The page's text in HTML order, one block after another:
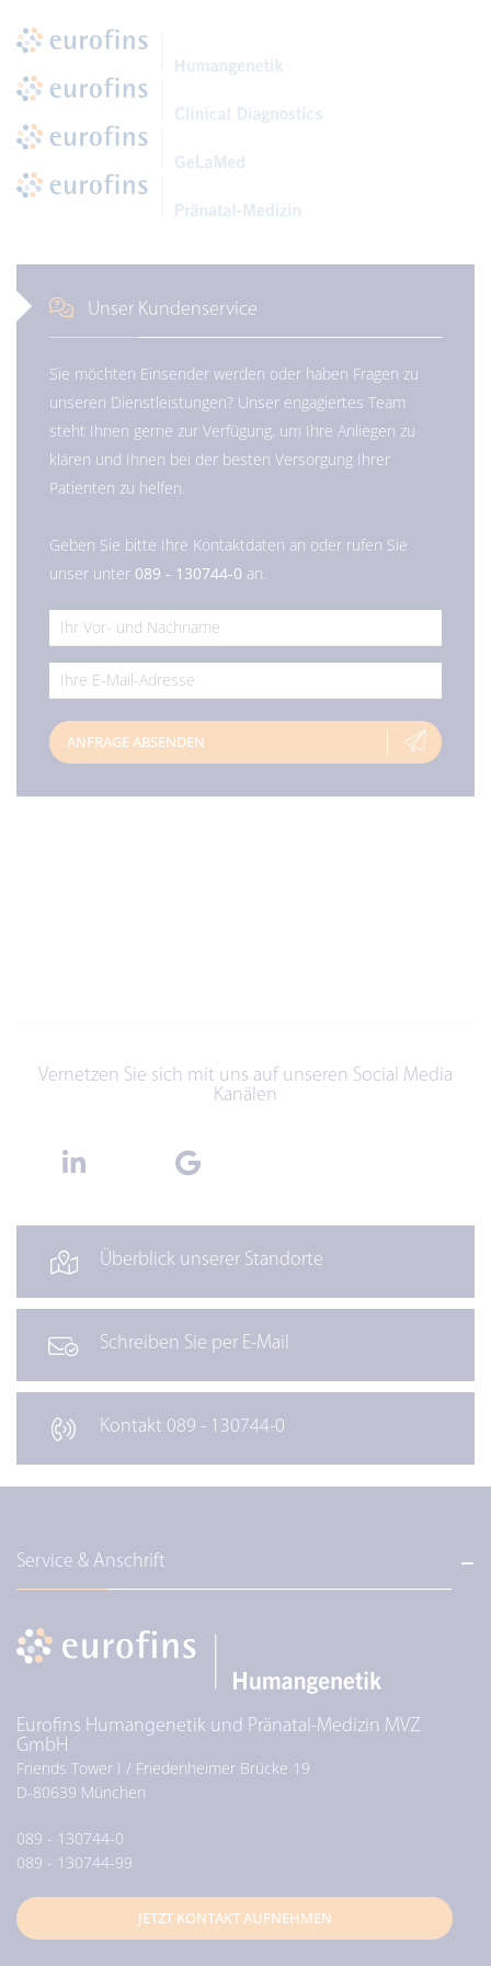
Unser Kundenservice
Sie möchten Einsender werden oder haben Fragen zu
unseren Dienstleistungen? Unser engagiertes Team
steht Ihnen gerne zur Verfügung, um Ihre Anliegen zu
klären und Ihnen bei der besten Versorgung Ihrer
Patienten zu helfen.
Geben Sie bitte Ihre Kontaktdaten an oder rufen Sie
unser unter 089 - 130744-0 an.
ANFRAGE ABSENDEN
Vernetzen Sie sich mit uns auf unseren Social Media
Kanälen
Überblick unserer Standorte
Schreiben Sie per E-Mail
Kontakt 089 - 130744-0
Service & Anschrift
Eurofins Humangenetik und Pränatal-Medizin MVZ
GmbH
Friends Tower I / Friedenheimer Brücke 19
D-80639 München
089 - 130744-0
089 - 130744-99
JETZT KONTAKT AUFNEHMEN